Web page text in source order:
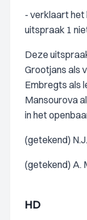
- verklaart het
uitspraak 1
Deze
Grootjans als
Embregts als
Mansourova
in het
(getekend)
(getekend) A.
HD